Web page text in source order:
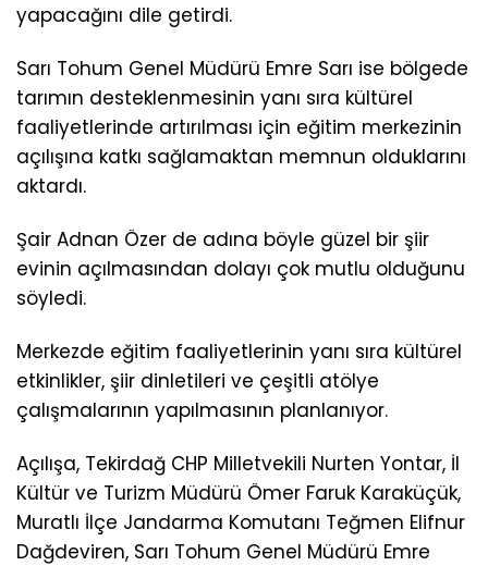
yapacağını dile getirdi.
Sarı Tohum Genel Müdürü Emre Sarı ise bölgede
tarımın desteklenmesinin yanı sıra kültürel
faaliyetlerinde artırılması için eğitim merkezinin
açılışına katkı sağlamaktan memnun olduklarını
aktardı.
Şair Adnan Özer de adına böyle güzel bir şiir
evinin açılmasından dolayı çok mutlu olduğunu
söyledi.
Merkezde eğitim faaliyetlerinin yanı sıra kültürel
etkinlikler, şiir dinletileri ve çeşitli atölye
çalışmalarının yapılmasının planlanıyor.
Açılışa, Tekirdağ CHP Milletvekili Nurten Yontar, İl
Kültür ve Turizm Müdürü Ömer Faruk Karaküçük,
Muratlı İlçe Jandarma Komutanı Teğmen Elifnur
Dağdeviren, Sarı Tohum Genel Müdürü Emre